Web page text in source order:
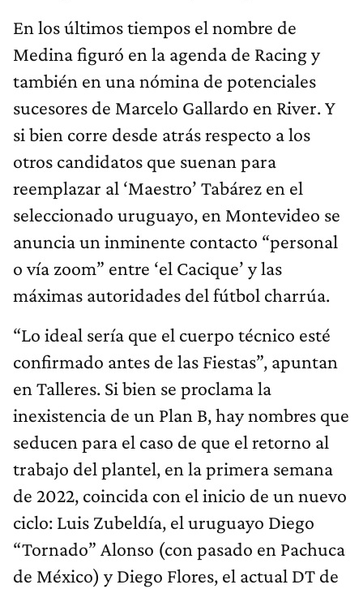
En los últimos tiempos el nombre de
Medina figuró en la agenda de Racing y
también en una nómina de potenciales
sucesores de Marcelo Gallardo en River. Y
si bien corre desde atrás respecto a los
otros candidatos que suenan para
reemplazar al ‘Maestro’ Tabárez en el
seleccionado uruguayo, en Montevideo se
anuncia un inminente contacto “personal
o vía zoom” entre ‘el Cacique’ y las
máximas autoridades del fútbol charrúa.
“Lo ideal sería que el cuerpo técnico esté
confirmado antes de las Fiestas”, apuntan
en Talleres. Si bien se proclama la
inexistencia de un Plan B, hay nombres que
seducen para el caso de que el retorno al
trabajo del plantel, en la primera semana
de 2022, coincida con el inicio de un nuevo
ciclo: Luis Zubeldía, el uruguayo Diego
“Tornado” Alonso (con pasado en Pachuca
de México) y Diego Flores, el actual DT de